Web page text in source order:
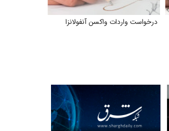
درخواست واردات واکسن آنفولانزا